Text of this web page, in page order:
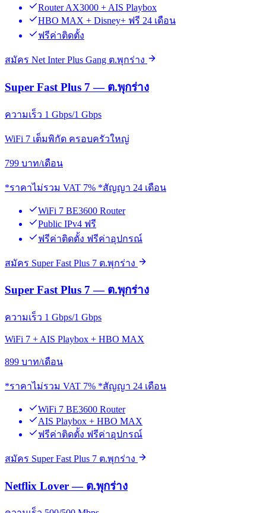
Router AX3000 + AIS Playbox
HBO MAX + Disney+ ฟรี 24 เดือน
ฟรีค่าติดตั้ง
สมัคร Net Inter Plus Gang ต.พุกร่าง
Super Fast Plus 7 — ต.พุกร่าง
ความเร็ว 1 Gbps/1 Gbps
WiFi 7 เต็มพิกัด ครอบครัวใหญ่
799 บาท/เดือน
*ราคาไม่รวม VAT 7% *สัญญา 24 เดือน
WiFi 7 BE3600 Router
Public IPv4 ฟรี
ฟรีค่าติดตั้ง ฟรีค่าอุปกรณ์
สมัคร Super Fast Plus 7 ต.พุกร่าง
Super Fast Plus 7 — ต.พุกร่าง
ความเร็ว 1 Gbps/1 Gbps
WiFi 7 + AIS Playbox + HBO MAX
899 บาท/เดือน
*ราคาไม่รวม VAT 7% *สัญญา 24 เดือน
WiFi 7 BE3600 Router
AIS Playbox + HBO MAX
ฟรีค่าติดตั้ง ฟรีค่าอุปกรณ์
สมัคร Super Fast Plus 7 ต.พุกร่าง
Netflix Lover — ต.พุกร่าง